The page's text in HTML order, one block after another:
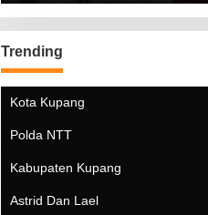
Trending
Kota Kupang
Polda NTT
Kabupaten Kupang
Astrid Dan Lael